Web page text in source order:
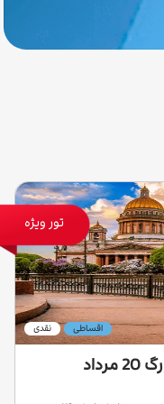
تور ویژه
نقدی اقساطی